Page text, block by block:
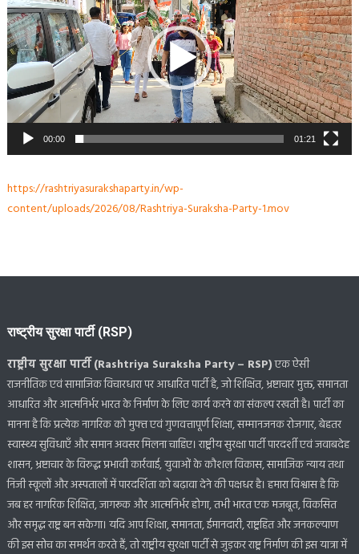
00:00 01:21
https://rashtriyasurakshaparty.in/wp-
content/uploads/2026/08/Rashtriya-Suraksha-Party-1.mov
राष्ट्रीय सुरक्षा पार्टी (RSP)
राष्ट्रीय सुरक्षा पार्टी (Rashtriya Suraksha Party – RSP)एक ऐसी
राजनीतिक एवं सामाजिक विचारधारा पर आधारित पार्टी है, जो शिक्षित, भ्रष्टाचार मुक्त, समानता
आधारित और आत्मनिर्भर भारत के निर्माण के लिए कार्य करने का संकल्प रखती है। पार्टी का
मानना है कि प्रत्येक नागरिक को मुफ्त एवं गुणवत्तापूर्ण शिक्षा, सम्मानजनक रोजगार, बेहतर
स्वास्थ्य सुविधाएँ और समान अवसर मिलना चाहिए। राष्ट्रीय सुरक्षा पार्टी पारदर्शी एवं जवाबदेह
शासन, भ्रष्टाचार के विरुद्ध प्रभावी कार्रवाई, युवाओं के कौशल विकास, सामाजिक न्याय तथा
निजी स्कूलों और अस्पतालों में पारदर्शिता को बढ़ावा देने की पक्षधर है। हमारा विश्वास है कि
जब हर नागरिक शिक्षित, जागरूक और आत्मनिर्भर होगा, तभी भारत एक मजबूत, विकसित
और समृद्ध राष्ट्र बन सकेगा। यदि आप शिक्षा, समानता, ईमानदारी, राष्ट्रहित और जनकल्याण
की इस सोच का समर्थन करते हैं, तो राष्ट्रीय सुरक्षा पार्टी से जुड़कर राष्ट्र निर्माण की इस यात्रा में